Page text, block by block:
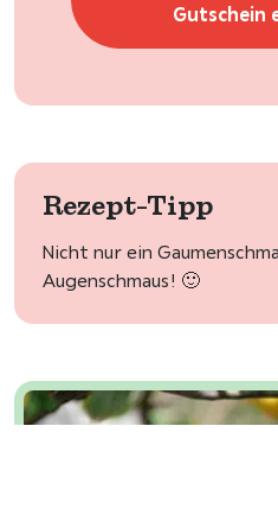
Gutschein
Rezept-Tipp
Nicht nur ein
Augenschmaus! 🙂